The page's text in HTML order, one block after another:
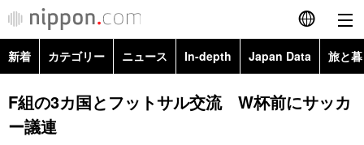
English
简体字
新着 カテゴリー ニュース In-depth Japan Data 旅と
政治・外交
経済・ビジネス
Topics
F組の3カ国とフットサル交流 W杯前にサッカ
ー議連